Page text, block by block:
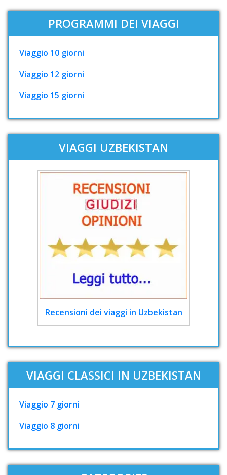
PROGRAMMI DEI VIAGGI
Viaggio 10 giorni
Viaggio 12 giorni
Viaggio 15 giorni
VIAGGI UZBEKISTAN
Recensioni dei viaggi in Uzbekistan
VIAGGI CLASSICI IN UZBEKISTAN
Viaggio 7 giorni
Viaggio 8 giorni